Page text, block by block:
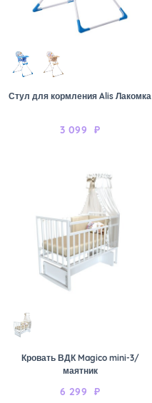
Стул для кормления Alis Лакомка
3 099 ₽
Кровать ВДК Magico mini-3/
маятник
6 299 ₽